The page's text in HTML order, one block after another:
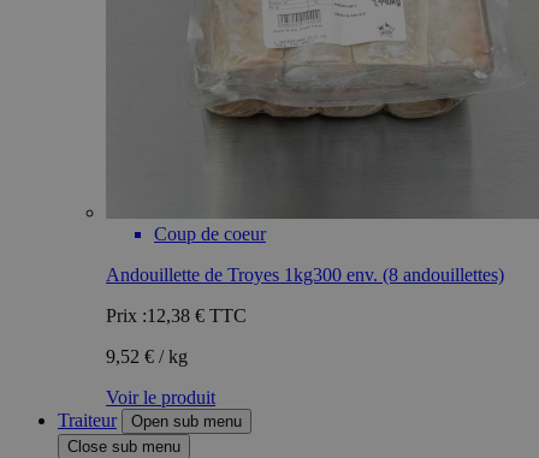
Coup de coeur
Andouillette de Troyes 1kg300 env. (8 andouillettes)
Prix :12,38 € TTC
9,52 € / kg
Voir le produit
Traiteur
Open sub menu
Close sub menu